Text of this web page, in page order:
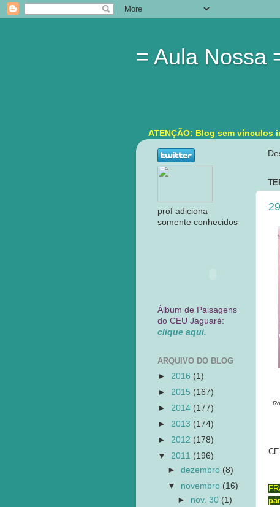
= Aula Nossa
ATENÇÃO: Blog sem
prof adiciona
somente conhecidos
Álbum de Paisagens
do CEU Jaguaré:
clique aqui.
ARQUIVO DO BLOG
► 2016 (1)
► 2015 (167)
► 2014 (177)
► 2013 (174)
► 2012 (178)
▼ 2011 (196)
►dezembro (8)
▼ novembro (16)
► nov. 30 (1)